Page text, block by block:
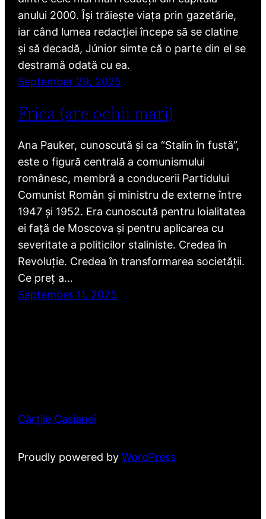
anului 2000. Își trăiește viața prin gazetărie,
iar când lumea redacției începe să se clatine
și să decadă, Júnior simte că o parte din el se
destramă odată cu ea.
September 29, 2025
Frica (are ochii mari)
Ana Pauker, cunoscută și ca “Stalin în fustă”,
este o figură centrală a comunismului
românesc, membră a conducerii Partidului
Comunist Român și ministru de externe între
1947 și 1952. Era cunoscută pentru loialitatea
ei față de Moscova și pentru aplicarea cu
severitate a politicilor staliniste. Credea în
Revoluție. Credea în transformarea societății.
Ce preț a…
September 11, 2025
Cărțile Casianei
Proudly powered byWordPress